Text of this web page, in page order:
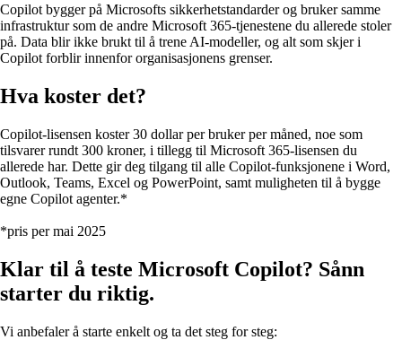
Copilot bygger på Microsofts sikkerhetstandarder og bruker samme
infrastruktur som de andre Microsoft 365-tjenestene du allerede stoler
på. Data blir ikke brukt til å trene AI-modeller, og alt som skjer i
Copilot forblir innenfor organisasjonens grenser.
Hva koster det?
Copilot-lisensen koster 30 dollar per bruker per måned, noe som
tilsvarer rundt 300 kroner, i tillegg til Microsoft 365-lisensen du
allerede har. Dette gir deg tilgang til alle Copilot-funksjonene i Word,
Outlook, Teams, Excel og PowerPoint, samt muligheten til å bygge
egne Copilot agenter.*
*pris per mai 2025
Klar til å teste Microsoft Copilot? Sånn
starter du riktig.
Vi anbefaler å starte enkelt og ta det steg for steg: